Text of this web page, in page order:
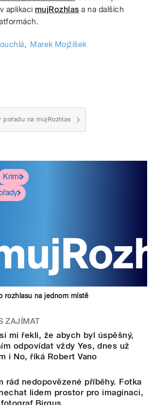
aplikaci mujRozhlas a na dalších
, Marek Mojžíšek
pořadu na mujRozhlas
Krimi
rozhlasu na jednom místě
ZAJÍMAT
mi řekli, že abych byl úspěšný,
odpovídat vždy Yes, dnes už
i No, říká Robert Vano
rád nedopovězené příběhy. Fotka
lidem prostor pro imaginaci,
Birgus